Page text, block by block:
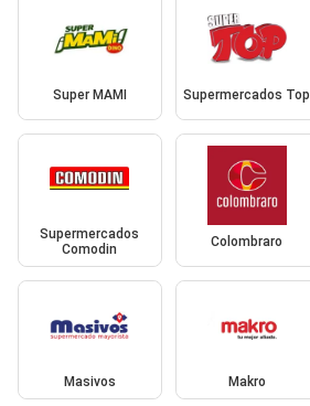
Super MAMI Supermercados Top
Supermercados
Comodin
Colombraro
Masivos Makro